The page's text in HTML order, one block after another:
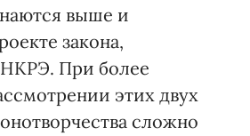
выше и
закона,
При более
этих двух
сложно